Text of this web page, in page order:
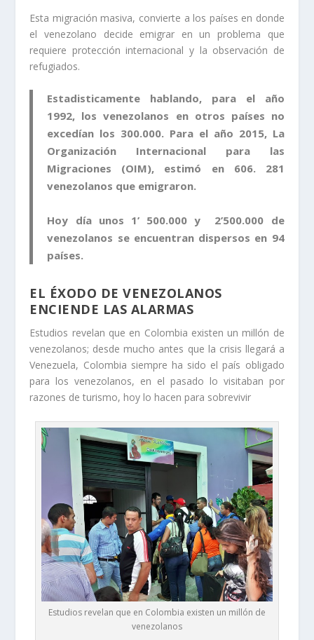
Esta migración masiva, convierte a los países en donde
el venezolano decide emigrar en un problema que
requiere protección internacional y la observación de
refugiados.
Estadisticamente hablando, para el año
1992, los venezolanos en otros países no
excedían los 300.000. Para el año 2015, La
Organización Internacional para las
Migraciones (OIM), estimó en 606. 281
venezolanos que emigraron.
Hoy día unos 1’ 500.000 y 2’500.000 de
venezolanos se encuentran dispersos en 94
países.
EL ÉXODO DE VENEZOLANOS
ENCIENDE LAS ALARMAS
Estudios revelan que en Colombia existen un millón de
venezolanos; desde mucho antes que la crisis llegará a
Venezuela, Colombia siempre ha sido el país obligado
para los venezolanos, en el pasado lo visitaban por
razones de turismo, hoy lo hacen para sobrevivir
Estudios revelan que en Colombia existen un millón de
venezolanos